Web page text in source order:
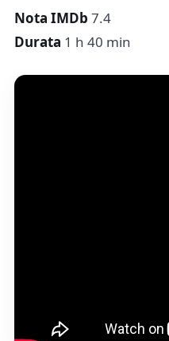
Nota IMDb 7.4
Durata 1 h 40 min